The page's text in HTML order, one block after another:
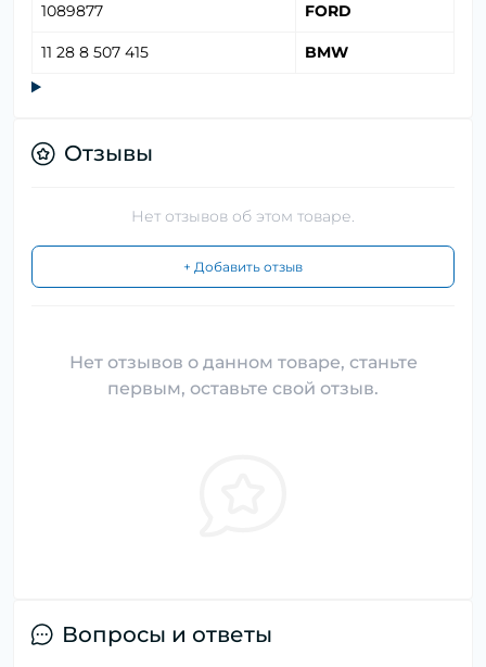
1089877 FORD
11 28 8 507 415 BMW
Отзывы
Нет отзывов об этом товаре.
+ Добавить отзыв
Нет отзывов о данном товаре, станьте
первым, оставьте свой отзыв.
Вопросы и ответы